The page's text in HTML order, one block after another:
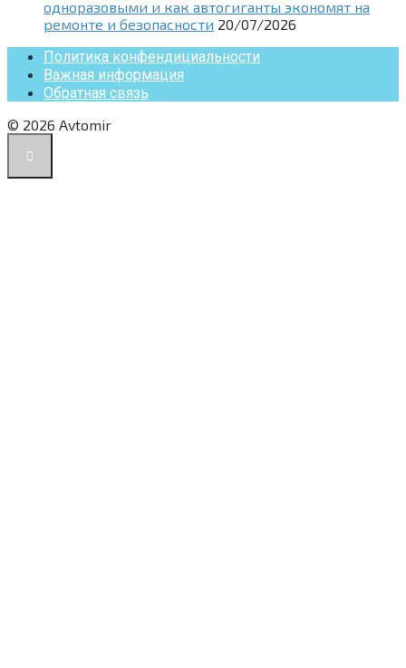
одноразовыми и как автогиганты экономят на
ремонте и безопасности 20/07/2026
Политика конфендициальности
Важная информация
Обратная связь
© 2026 Avtomir